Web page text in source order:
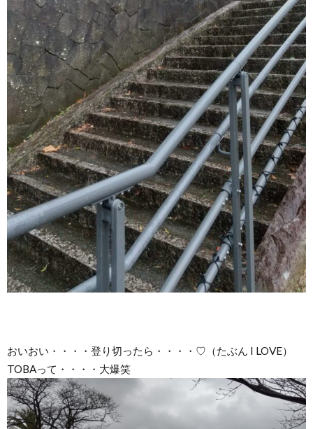
おいおい・・・・登り切ったら・・・・♡（たぶん I LOVE）
TOBAって・・・・大爆笑